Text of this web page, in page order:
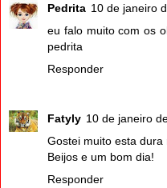
Pedrita 10 de janeiro
eu falo muito com os
pedrita
Responder
Fatyly 10 de janeiro
Gostei muito esta
Beijos e um bom dia!
Responder